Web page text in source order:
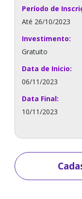
Período de
Até 26/10/2023
Investimento:
Gratuito
Data de Inicio:
06/11/2023
Data Final:
10/11/2023